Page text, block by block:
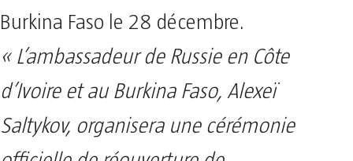
Burkina Faso le 28 décembre.
« L’ambassadeur de Russie en Côte
d’Ivoire et au Burkina Faso, Alexeï
Saltykov, organisera une cérémonie